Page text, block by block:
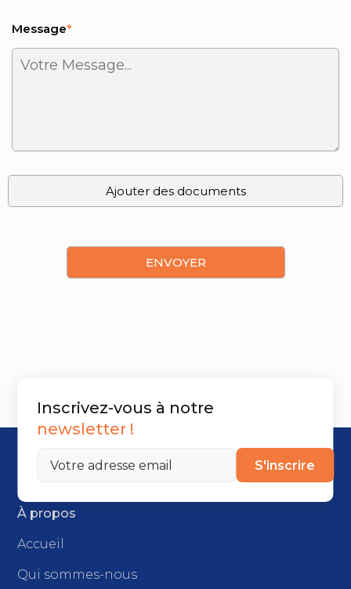
Message*
À propos
Accueil
Qui sommes-nous
Inscrivez-vous à notre
newsletter !
S'inscrire